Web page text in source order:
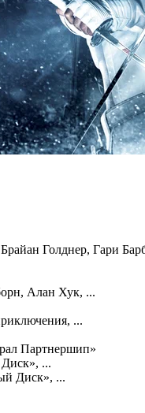
Голднер, Гари
Алан Хук, ...
...
Партнершип»
...
Диск», ...